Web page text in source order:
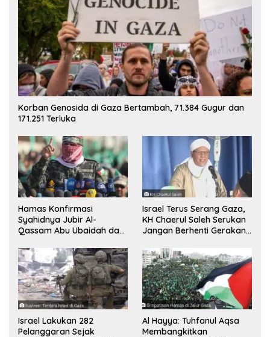
Korban Genosida di Gaza Bertambah, 71.384 Gugur dan
171.251 Terluka
Hamas Konfirmasi
Syahidnya Jubir Al-
Qassam Abu Ubaidah dan
Sinwar
Israel Terus Serang Gaza,
KH Chaerul Saleh Serukan
Jangan Berhenti Gerakan
Israel Lakukan 282
Pelanggaran Sejak
Al Hayya: Tuhfanul Aqsa
Membangkitkan